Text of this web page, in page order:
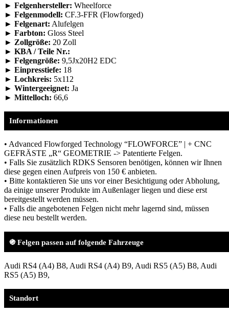
► Felgenhersteller: Wheelforce
► Felgenmodell: CF.3-FFR (Flowforged)
► Felgenart: Alufelgen
► Farbton: Gloss Steel
► Zollgröße: 20 Zoll
► KBA / Teile Nr.:
► Felgengröße: 9,5Jx20H2 EDC
► Einpresstiefe: 18
► Lochkreis: 5x112
► Wintergeeignet: Ja
► Mittelloch: 66,6
Informationen
• Advanced Flowforged Technology “FLOWFORCE” | + CNC
GEFRÄSTE „R“ GEOMETRIE -> Patentierte Felgen.
• Falls Sie zusätzlich RDKS Sensoren benötigen, können wir Ihnen
diese gegen einen Aufpreis von 150 € anbieten.
• Bitte kontaktieren Sie uns vor einer Besichtigung oder Abholung,
da einige unserer Produkte im Außenlager liegen und diese erst
bereitgestellt werden müssen.
• Falls die angebotenen Felgen nicht mehr lagernd sind, müssen
diese neu bestellt werden.
֍ Felgen passen auf folgende Fahrzeuge
Audi RS4 (A4) B8, Audi RS4 (A4) B9, Audi RS5 (A5) B8, Audi
RS5 (A5) B9,
Standort